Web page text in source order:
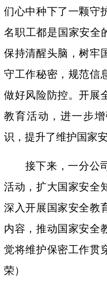
们心中种下了一颗守
名职工都是国家安全
保持清醒头脑，树牢
守工作秘密，规范信
做好风险防控。开展
教育活动，进一步
识，提升了维护国家
接下来，一分公
活动，扩大国家安全
深入开展国家安全教
内容，推动国家安全
觉将维护保密工作贯
荣）